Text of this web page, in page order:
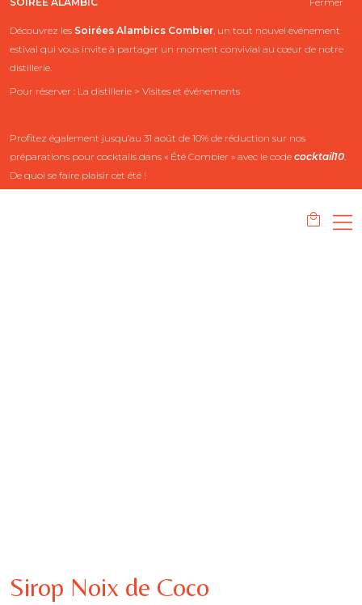
Découvrez les Soirées Alambics Combier, un tout nouvel événement
estival qui vous invite à partager un moment convivial au cœur de notre
distillerie.
Pour réserver : La distillerie > Visites et événements
Profitez également jusqu’au 31 août de 10% de réduction sur nos
préparations pour cocktails dans « Été Combier » avec le code cocktail10.
De quoi se faire plaisir cet été !
Sirop Noix de Coco